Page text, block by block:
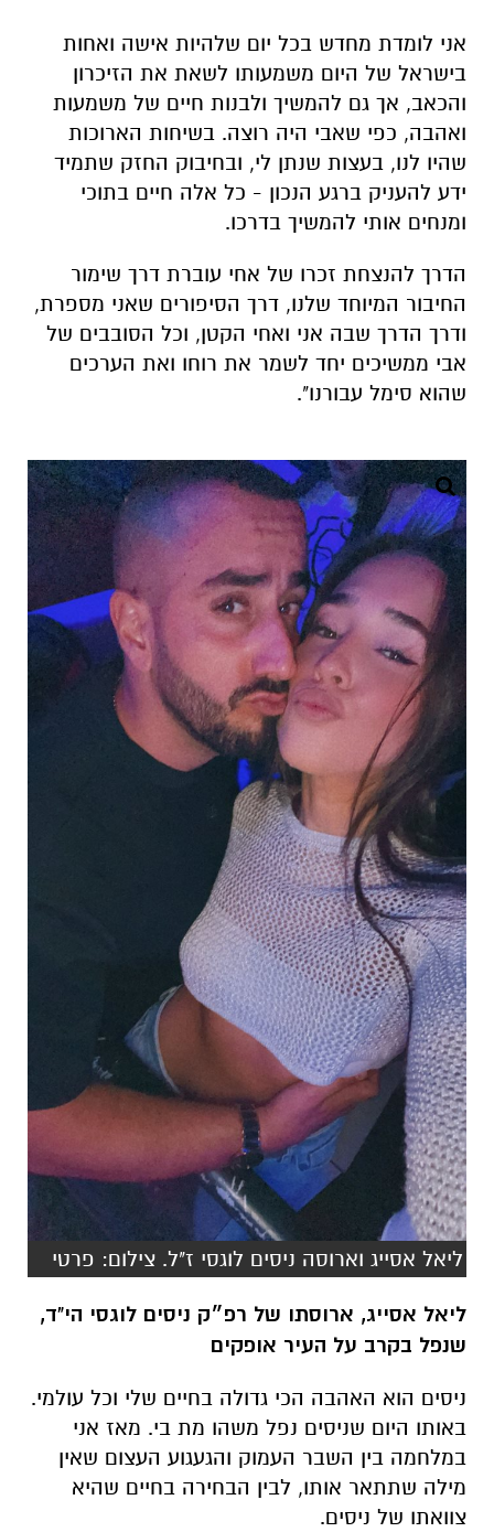
שהיו לנו, בעצות שנתן לי, ובחיבוק החזק שתמיד
ידע להעניק ברגע הנכון - כל אלה חיים בתוכי
ומנחים אותי להמשיך בדרכו.
הדרך להנצחת זכרו של אחי עוברת דרך שימור
החיבור המיוחד שלנו, דרך הסיפורים שאני מספרת,
ודרך הדרך שבה אני ואחי הקטן, וכל הסובבים של
שהוא סימל עבורנו".
ליאל אסייג וארוסה ניסים לוגסי ז"ל. צילום: פרטי
ליאל אסייג,
ארוסתו של רפ״ק ניסים לוגסי הי"ד,
שנפל בקרב על העיר אופקים
באותו היום שניסים נפל משהו מת בי. מאז אני
במלחמה בין השבר העמוק והגעגוע העצום שאין
צוואתו של ניסים.
בבוקר 7 באוקטובר 2023, הוקפץ ניסים בשעות
הבוקר המוקדמות מביתו במושב גילת. הוא וארוסתו
ליאל בדיוק חזרו מבילוי עם חברים לילה לפני.